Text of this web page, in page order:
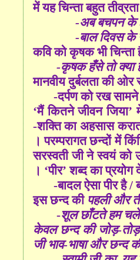
में यह चिन्ता बहुत
-अब बचपन के
-बाल दिवस के
कवि को कृषक भी
-कृषक हँसे तो क्या
मानवीय दुर्बलता की
-दर्पण को रख सामने
‘मैं कितने जीवन जिया’
-शक्ति का अहसास
। परम्परागत छन्दों में
सरस्वती जी ने स्वयं
। ‘पीर’ शब्द का प्रयोग
-बादल ऐसा पीर है /
इस छन्द की पहली और
-शूल छाँटते हम चलें
केवल छन्द की जोड़-तोड़
जी भाव-भाषा और छन्द